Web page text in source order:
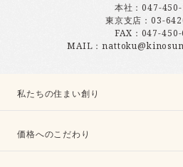
本社：047-
東京支店：03-
FAX：047-
MAIL：
私たちの住まい創り
価格へのこだわり